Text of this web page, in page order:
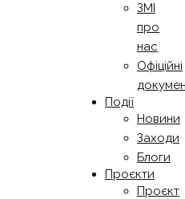
ЗМІ
про
нас
Офіційні
Події
Новини
Заходи
Блоги
Проєкти
Проєкт